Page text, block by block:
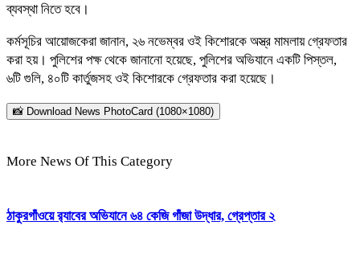
ব্যবস্থা নিতে হবে।
কর্মসূচির আয়োজকেরা জানান, ২৬ নভেম্বর ওই কিশোরকে অস্ত্র মামলায় গ্রেফতার
করা হয়। পুলিশের পক্ষ থেকে জানানো হয়েছে, পুলিশের অভিযানে একটি পিস্তল,
৬টি গুলি, ৪০টি কার্তুজসহ ওই কিশোরকে গ্রেফতার করা হয়েছে।
📸 Download News PhotoCard (1080×1080)
More News Of This Category
ঠাকুরগাঁওয়ে র‍্যাবের অভিযানে ৬৪ কেজি গাঁজা উদ্ধার, গ্রেপ্তার ২